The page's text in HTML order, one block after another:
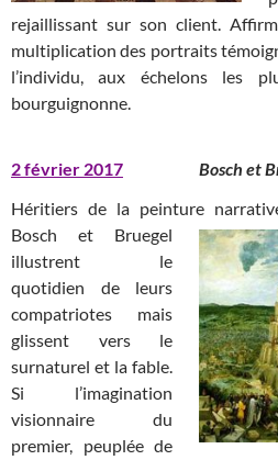
rejaillissant sur son client.
multiplication des portraits
l’individu, aux échelons les
bourguignonne.
2 février 2017
Bosch et
Héritiers de la peinture
Bosch et Bruegel
illustrent le
quotidien de leurs
compatriotes mais
glissent vers le
surnaturel et la fable.
Si l’imagination
visionnaire du
premier, peuplée de